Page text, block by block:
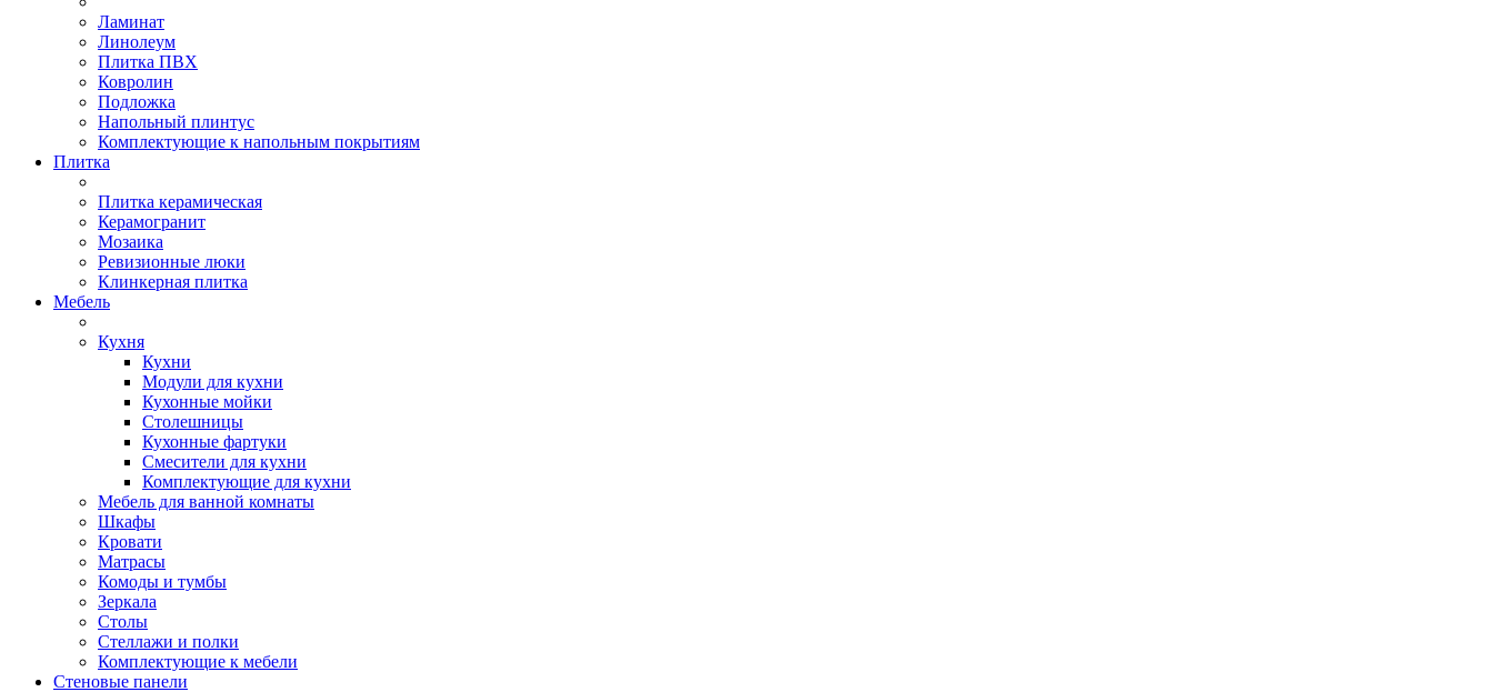
Ламинат
Линолеум
Плитка ПВХ
Ковролин
Подложка
Напольный плинтус
Комплектующие к напольным покрытиям
Плитка
Плитка керамическая
Керамогранит
Мозаика
Ревизионные люки
Клинкерная плитка
Мебель
Кухня
Кухни
Модули для кухни
Кухонные мойки
Столешницы
Кухонные фартуки
Смесители для кухни
Комплектующие для кухни
Мебель для ванной комнаты
Шкафы
Кровати
Матрасы
Комоды и тумбы
Зеркала
Столы
Стеллажи и полки
Комплектующие к мебели
Стеновые панели